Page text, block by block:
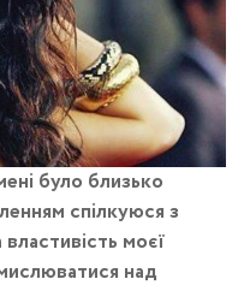
було близько
спілкуюся з
моєї
над